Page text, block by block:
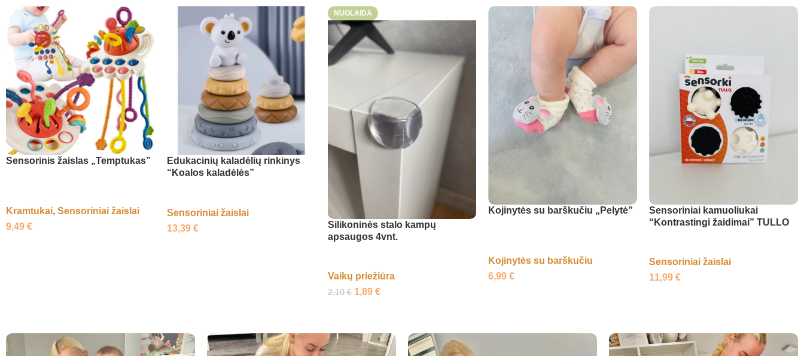
Sensorinis žaislas „Temptukas”
Kramtukai, Sensoriniai žaislai
9,49 €
Edukacinių kaladėlių rinkinys
“Koalos kaladėlės”
Sensoriniai žaislai
13,39 €
NUOLAIDA
Silikoninės stalo kampų
apsaugos 4vnt.
Vaikų priežiūra
2,10€ 1,89 €
Kojinytės su barškučiu „Pelytė”
Kojinytės su barškučiu
6,99€
Sensoriniai kamuoliukai
“Kontrastingi žaidimai” TULLO
Sensoriniai žaislai
11,99€